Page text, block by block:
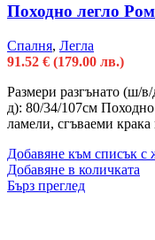
Походно легло
Спалня, Легла
91.52 € (179.00 лв.)
Размери разгънато (ш/
д): 80/34/107см
ламели, сгъваеми крака
Добавяне към списък с
Добавяне в количката
Бърз преглед